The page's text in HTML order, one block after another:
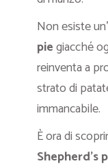
Non esiste
piegiacché
reinventa a
strato di
immancabile.
È ora di
Shepherd’s